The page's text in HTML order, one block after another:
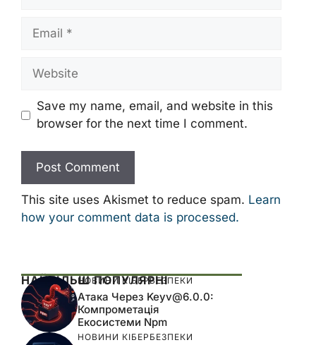
Email
Website
Save my name, email, and website in this
browser for the next time I comment.
This site uses Akismet to reduce spam. Learn
how your comment data is processed.
НАЙБІЛЬШ ПОПУЛЯРНІ
НОВИНИ КІБЕРБЕЗПЕКИ
Атака Через Keyv@6.0.0:
Компрометація
Екосистеми Npm
НОВИНИ КІБЕРБЕЗПЕКИ